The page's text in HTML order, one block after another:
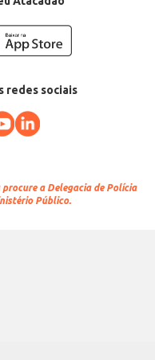
redes sociais
procure a Delegacia de Polícia
Público.